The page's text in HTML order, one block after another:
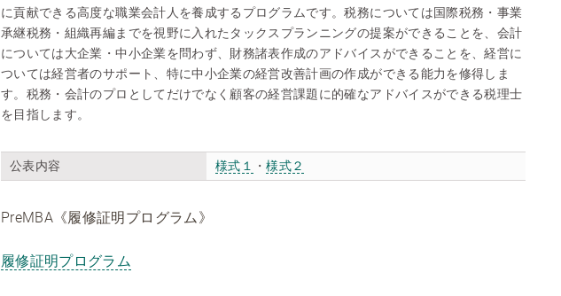
に貢献できる高度な職業会計人を養成するプログラムです。税務については国際税務・事業
承継税務・組織再編までを視野に入れたタックスプランニングの提案ができることを、会計
については大企業・中小企業を問わず、財務諸表作成のアドバイスができることを、経営に
ついては経営者のサポート、特に中小企業の経営改善計画の作成ができる能力を修得しま
す。税務・会計のプロとしてだけでなく顧客の経営課題に的確なアドバイスができる税理士
を目指します。
公表内容 様式１ ・様式２
PreMBA《履修証明プログラム》
履修証明プログラム